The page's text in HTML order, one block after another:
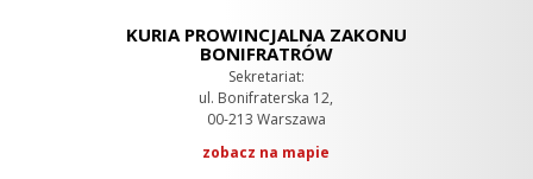
KURIA PROWINCJALNA ZAKONU
BONIFRATRÓW
Sekretariat:
ul. Bonifraterska 12,
00-213 Warszawa
zobacz na mapie